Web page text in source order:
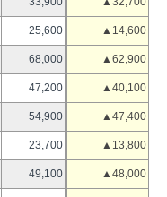
25,600 ▲14,600
68,000 ▲62,900
47,200 ▲40,100
54,900 ▲47,400
23,700 ▲13,800
49,100 ▲48,000